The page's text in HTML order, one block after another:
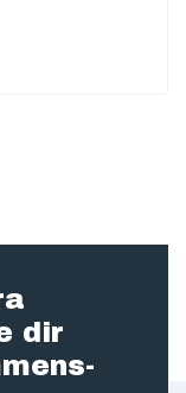
dir